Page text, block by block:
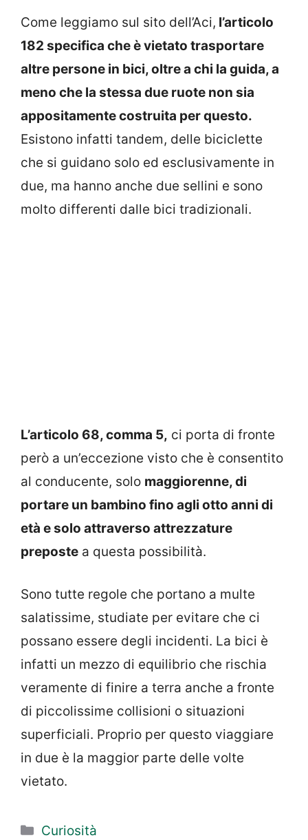
Come leggiamo sul sito dell’Aci, l’articolo
182 specifica che è vietato trasportare
altre persone in bici, oltre a chi la guida, a
meno che la stessa due ruote non sia
appositamente costruita per questo.
Esistono infatti tandem, delle biciclette
che si guidano solo ed esclusivamente in
due, ma hanno anche due sellini e sono
molto differenti dalle bici tradizionali.
L’articolo 68, comma 5, ci porta di fronte
però a un’eccezione visto che è consentito
al conducente, solo maggiorenne, di
portare un bambino fino agli otto anni di
età e solo attraverso attrezzature
preposte a questa possibilità.
Sono tutte regole che portano a multe
salatissime, studiate per evitare che ci
possano essere degli incidenti. La bici è
infatti un mezzo di equilibrio che rischia
veramente di finire a terra anche a fronte
di piccolissime collisioni o situazioni
superficiali. Proprio per questo viaggiare
in due è la maggior parte delle volte
vietato.
Categorie
Curiosità